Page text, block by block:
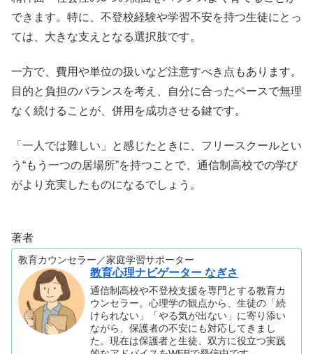
できます。特に、不登校経験や学習不安を持つ生徒にとっ
ては、大きな支えとなる選択肢です。
一方で、費用や単位の扱いなど注意すべき点もあります。
目的と負担のバランスを考え、自分に合ったペースで無理
なく続けることが、併用を成功させる鍵です。
「一人では難しい」と感じたときに、フリースクールとい
う“もう一つの居場所”を持つことで、通信制高校での学び
がより充実したものになるでしょう。
著者
教育カウンセラー／家庭学習サポーター
教育心理ナビゲーター なぎさ
通信制高校や不登校支援を専門とする教育カ
ウンセラー。心理学の観点から、生徒の「続
けられない」「やる気が出ない」に寄り添い
ながら、保護者の不安にも対応してきまし
た。現在は保護者と生徒、双方に役立つ実践